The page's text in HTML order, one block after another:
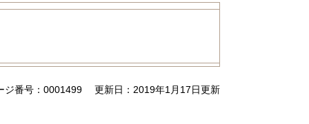
ジ番号：0001499 更新日：2019年1月17日更新